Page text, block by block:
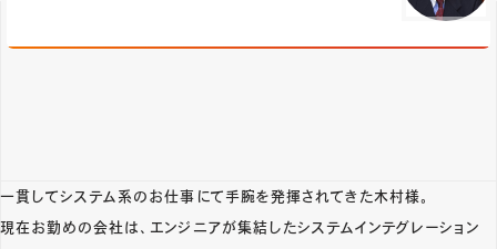
一貫してシステム系のお仕事にて手腕を発揮されてきた木村様。
現在お勤めの会社は、エンジニアが集結したシステムインテグレーション